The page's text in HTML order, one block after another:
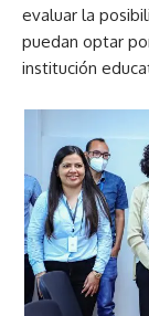
evaluar la
puedan optar
institución